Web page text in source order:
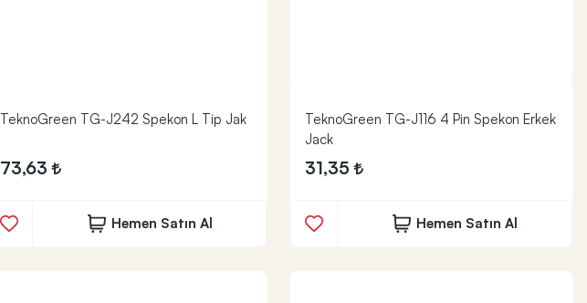
TeknoGreen TG-J242 Spekon L Tip Jak
73,63
Hemen Satın Al
TeknoGreen TG-J116 4 Pin Spekon Erkek
Jack
31,35
Hemen Satın Al